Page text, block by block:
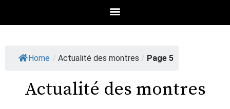
Home / Actualité des montres / Page 5
Actualité des montres